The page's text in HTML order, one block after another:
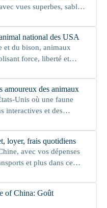
vues superbes, sable
national des USA
et du bison, animaux
force, liberté et
amoureux des animaux
Unis où une faune
interactives et des
loyer, frais quotidiens
avec vos dépenses
et plus dans ce
of China: Goût